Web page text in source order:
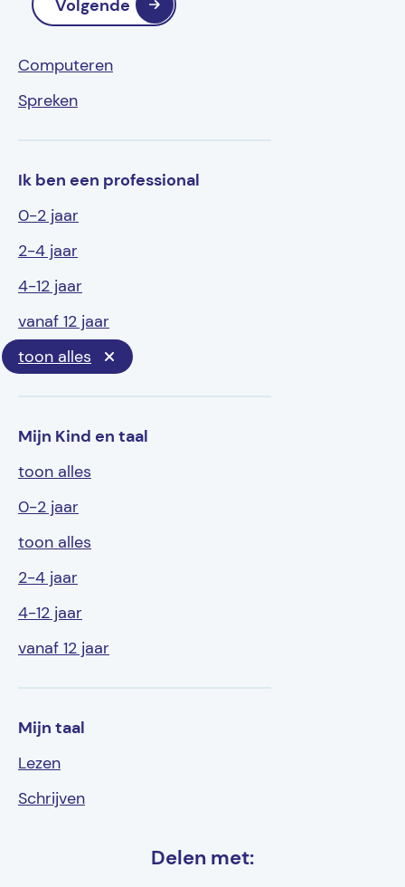
Computeren
Spreken
Ik ben een professional
0-2 jaar
2-4 jaar
4-12 jaar
vanaf 12 jaar
toon alles
Mijn Kind en taal
toon alles
0-2 jaar
toon alles
2-4 jaar
4-12 jaar
vanaf 12 jaar
Mijn taal
Lezen
Schrijven
Delen met:
Volgende